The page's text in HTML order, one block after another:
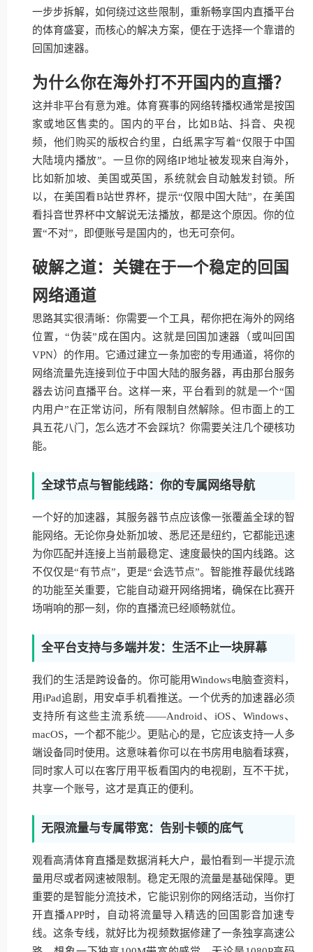
一步步拆解，如何绕过这些限制，重新畅享国内直播平台
的体育盛宴，而核心的解决方案，便在于选择一个靠谱的
回国加速器。
为什么你在海外打不开国内的直播？
这并非平台有意为难。体育赛事的网络转播权通常是按国
家或地区售卖的。国内的平台，比如B站、抖音、央视
频，他们购买的版权合约里，白纸黑字写着“仅限于中国
大陆境内播放”。一旦你的网络IP地址被发现来自海外，
比如新加坡、美国或英国，系统就会自动触发封锁。所
以，在美国看B站世界杯，提示“仅限中国大陆”，在美国
看抖音世界杯中文解说无法播放，都是这个原因。你的位
置“不对”，即便账号是国内的，也无可奈何。
破解之道：关键在于一个稳定的回国
网络通道
思路其实很清晰：你需要一个工具，帮你把在海外的网络
位置，“伪装”成在国内。这就是回国加速器（或叫回国
VPN）的作用。它通过建立一条加密的专用通道，将你的
网络流量先连接到位于中国大陆的服务器，再由那台服务
器去访问直播平台。这样一来，平台看到的就是一个“国
内用户”在正常访问，所有限制自然解除。但市面上的工
具五花八门，怎么选才不会踩坑？你需要关注几个硬核功
能。
全球节点与智能线路：你的专属网络导航
一个好的加速器，其服务器节点应该像一张覆盖全球的智
能网络。无论你身处新加坡、悉尼还是纽约，它都能迅速
为你匹配并连接上当前最稳定、速度最快的国内线路。这
不仅仅是“有节点”，更是“会选节点”。智能推荐最优线路
的功能至关重要，它能自动避开网络拥堵，确保在比赛开
场哨响的那一刻，你的直播流已经顺畅就位。
全平台支持与多端并发：生活不止一块屏幕
我们的生活是跨设备的。你可能用Windows电脑查资料，
用iPad追剧，用安卓手机看推送。一个优秀的加速器必须
支持所有这些主流系统——Android、iOS、Windows、
macOS，一个都不能少。更贴心的是，它应该支持一人多
端设备同时使用。这意味着你可以在书房用电脑看球赛，
同时家人可以在客厅用平板看国内的电视剧，互不干扰，
共享一个账号，这才是真正的便利。
无限流量与专属带宽：告别卡顿的底气
观看高清体育直播是数据消耗大户，最怕看到一半提示流
量用尽或者网速被限制。稳定无限的流量是基础保障。更
重要的是智能分流技术，它能识别你的网络活动，当你打
开直播APP时，自动将流量导入精选的回国影音加速专
线。这条专线，就好比为视频数据修建了一条独享高速公